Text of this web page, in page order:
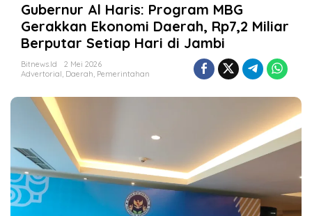
b
e
r
n
r
l
s
:
P
Gubernur Al Haris: Program MBG
Gerakkan Ekonomi Daerah, Rp7,2 Miliar
Berputar Setiap Hari di Jambi
Bitnews.id
2 Mei 2026
Advertorial, Daerah, Pemerintahan